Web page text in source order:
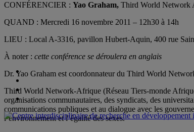
CONFÉRENCIER : Yao Graham, Third World Network
QUAND : Mercredi 16 novembre 2011 – 12h30 à 14h
LIEU : Local A-3316, pavillon Hubert-Aquin, 400 rue
À noter : cette conférence se déroulera en anglais
Dr. Yao Graham est coordonnateur du Third World
Third World Network-Afrique (Réseau Tiers-monde
organisations communautaires, des syndicats, des
communications publiques et au dialogue avec les
l’environnement et l’égalité des sexes.